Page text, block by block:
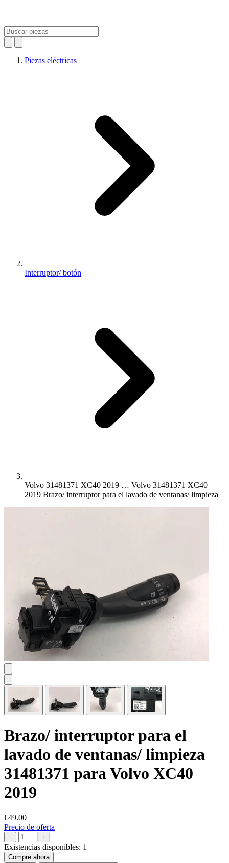
Piezas eléctricas
Interruptor/ botón
Volvo 31481371 XC40 2019 … Volvo 31481371 XC40
2019 Brazo/ interruptor para el lavado de ventanas/ limpieza
Brazo/ interruptor para el
lavado de ventanas/ limpieza
31481371 para Volvo XC40
2019
€49.00
Precio de oferta
− +
Existencias disponibles: 1
Compre ahora